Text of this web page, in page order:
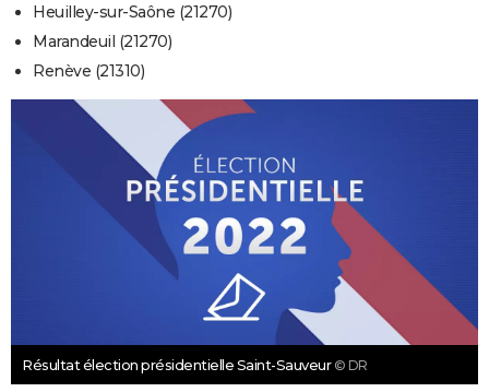
Heuilley-sur-Saône (21270)
Marandeuil (21270)
Renève (21310)
Résultat élection présidentielle Saint-Sauveur © DR